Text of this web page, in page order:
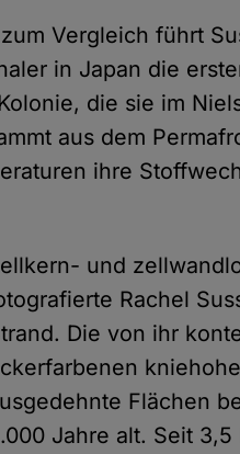
Vergleich führt
in Japan die
die sie im
aus dem
ihre
und
Rachel
Die von ihr
Flächen
Jahre alt. Seit